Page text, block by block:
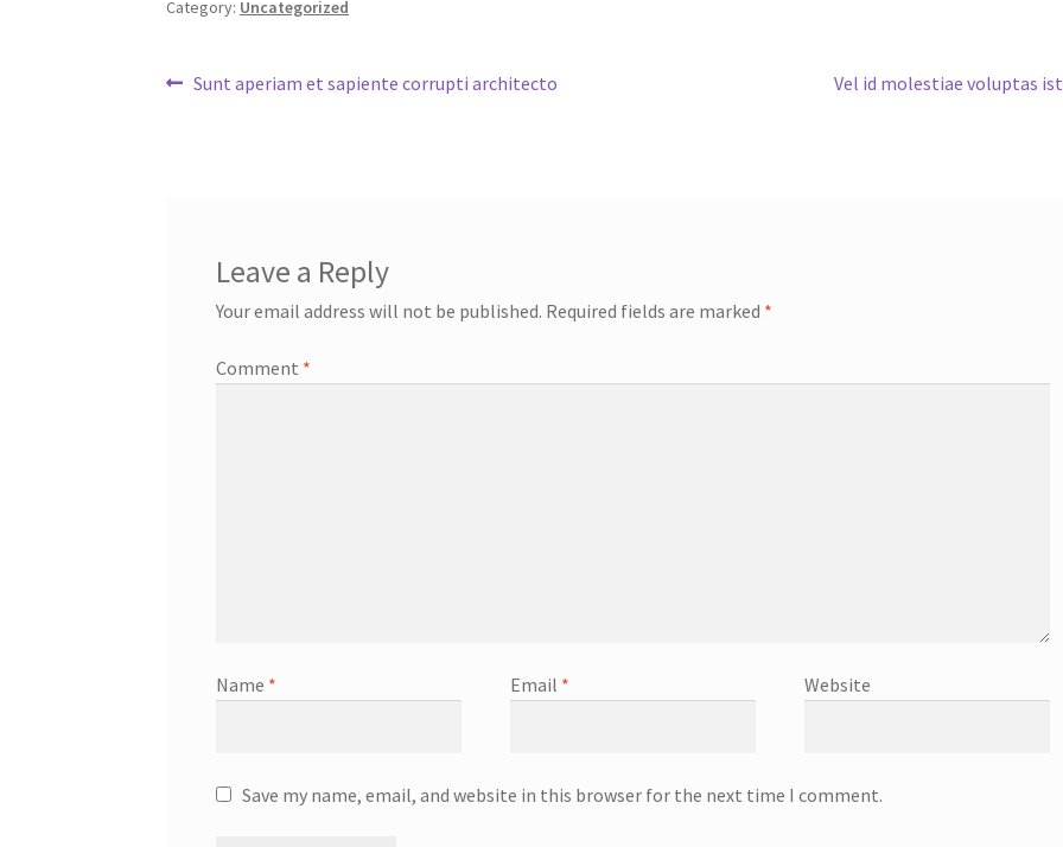
Category: Uncategorized
Post
Previous
Sunt aperiam et sapiente corrupti architecto
Next
Vel id molestiae voluptas
Leave a Reply
Your email address will not be published. Required fields are marked *
Comment *
Name * Email * Website
Save my name, email, and website in this browser for the next time I comment.